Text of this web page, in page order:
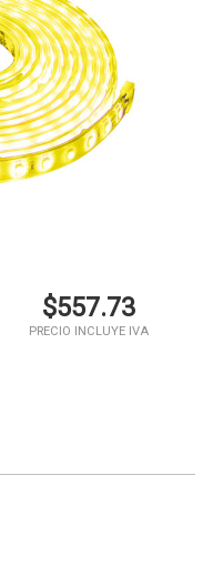
$557.73
PRECIO INCLUYE IVA